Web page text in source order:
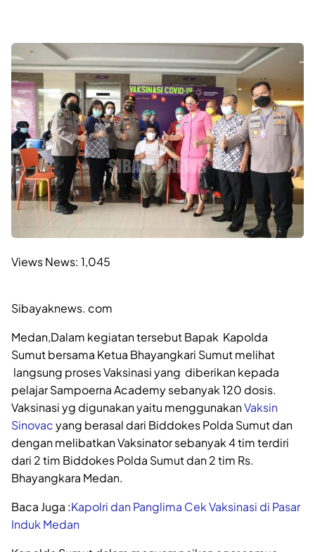
Views News: 1,045
Sibayaknews. com
Medan,Dalam kegiatan tersebut Bapak Kapolda
Sumut bersama Ketua Bhayangkari Sumut melihat
langsung proses Vaksinasi yang diberikan kepada
pelajar Sampoerna Academy sebanyak 120 dosis.
Vaksinasi yg digunakan yaitu menggunakanVaksin
Sinovacyang berasal dari Biddokes Polda Sumut dan
dengan melibatkan Vaksinator sebanyak 4 tim terdiri
dari 2 tim Biddokes Polda Sumut dan 2 tim Rs.
Bhayangkara Medan.
Baca Juga :Kapolri dan Panglima Cek Vaksinasi di Pasar
Induk Medan